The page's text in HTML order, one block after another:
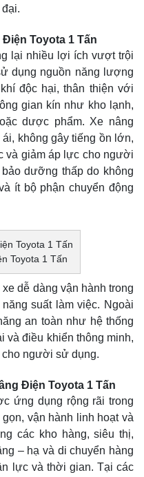
Toyota 1 Tấn
lại nhiều lợi ích vượt trội
dụng nguồn năng lượng
độc hại, thân thiện với
gian kín như kho lạnh,
dược phẩm. Xe nâng
không gây tiếng ồn lớn,
và giảm áp lực cho người
dưỡng thấp do không
ít bộ phận chuyển động
Toyota 1 Tấn
dễ dàng vận hành trong
suất làm việc. Ngoài
an toàn như hệ thống
và điều khiển thông minh,
cho người sử dụng.
Điện Toyota 1 Tấn
ứng dụng rộng rãi trong
vận hành linh hoạt và
các kho hàng, siêu thị,
– hạ và di chuyển hàng
lực và thời gian. Tại các